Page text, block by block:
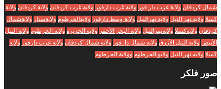
شمال كردفان ولاية غرب دار فور ولاية غرب دارفور ولاية غرب كردفان ولاية كردفان ولاية
كسلا ولاية نهر النيل ولاية نهرالنيل ولاية وسط دارفور ولايةالخرطوم ولايةسنار ولايةشمال
كردفان ولايةكسلا ولايةنهرالنيل ولايه البحر الأحمر ولايه الجزيرة ولايه الخرطوم ولايه النيل
الأبيض ولايه النيل الأزرق ولايه شمال دارفور ولايه شمال كردفان ولايه غرب دارفور ولايه
كسلا ولايه نهر النيل ولايو الخرطوم وولاية الخرطوم
صور فلكر